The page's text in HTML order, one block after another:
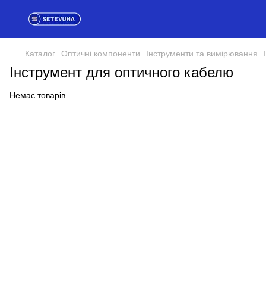
Каталог Оптичні компоненти Інструменти та вимірювання
Інструмент для оптичного кабелю
Немає товарів